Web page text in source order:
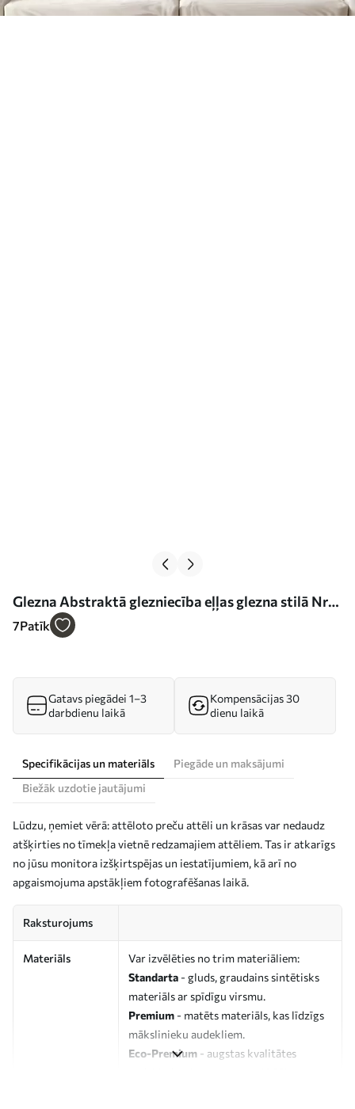
Glezna Abstraktā glezniecība eļļas glezna stilā Nr
s42087
7Patīk
Gatavs piegādei 1–3
darbdienu laikā
Kompensācijas 30
dienu laikā
Specifikācijas un materiāls
Piegāde un maksājumi
Biežāk uzdotie jautājumi
Lūdzu, ņemiet vērā: attēloto preču attēli un krāsas var nedaudz
atšķirties no tīmekļa vietnē redzamajiem attēliem. Tas ir atkarīgs
no jūsu monitora izšķirtspējas un iestatījumiem, kā arī no
apgaismojuma apstākļiem fotografēšanas laikā.
Raksturojums
Materiāls
Var izvēlēties no trim materiāliem:
Standarta - gluds, graudains sintētisks
materiāls ar spīdīgu virsmu.
Premium - matēts materiāls, kas līdzīgs
mākslinieku audekliem.
Eco-Premium - augstas kvalitātes